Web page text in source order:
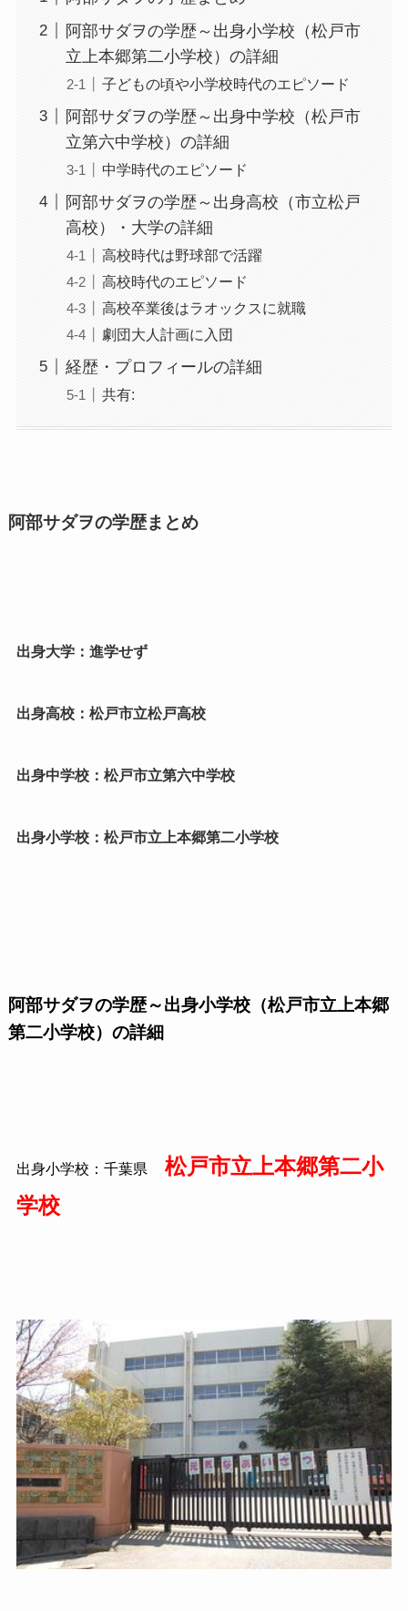
阿部サダヲの学歴～出身小学校（松戸市
立上本郷第二小学校）の詳細
子どもの頃や小学校時代のエピソード
阿部サダヲの学歴～出身中学校（松戸市
立第六中学校）の詳細
中学時代のエピソード
阿部サダヲの学歴～出身高校（市立松戸
高校）・大学の詳細
高校時代は野球部で活躍
高校時代のエピソード
高校卒業後はラオックスに就職
劇団大人計画に入団
経歴・プロフィールの詳細
共有:
阿部サダヲの学歴まとめ
出身大学：進学せず
出身高校：松戸市立松戸高校
出身中学校：松戸市立第六中学校
出身小学校：松戸市立上本郷第二小学校
阿部サダヲの学歴～出身小学校（松戸市立上本郷
第二小学校）の詳細
出身小学校：千葉県
松戸市立上本郷第二小
学校